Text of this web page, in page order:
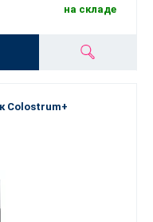
на складе
Colostrum+